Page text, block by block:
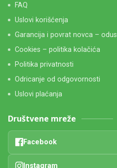
FAQ
Uslovi korišćenja
Garancija i povrat novca –
Cookies – politika kolačića
Politika privatnosti
Odricanje od odgovornosti
Uslovi plaćanja
Društvene mreže
Facebook
Instagram